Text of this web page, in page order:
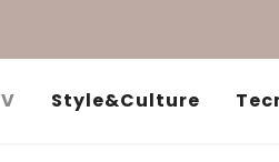
Style&Culture